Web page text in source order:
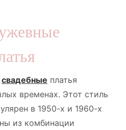
свадебные платья
временах. Этот стиль
в 1950-х и 1960-х
из комбинации